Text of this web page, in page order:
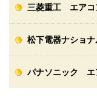
三菱重工 エアコ
松下電器ナショ
パナソニック エ